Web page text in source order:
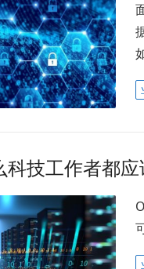
科技工作者都